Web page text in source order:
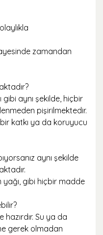
zamandan
gibi aynı şekilde, hiçbir
pişirilmektedir.
katkı ya da koruyucu
aynı şekilde
yağı, gibi hiçbir madde
Su ya da
gerek olmadan